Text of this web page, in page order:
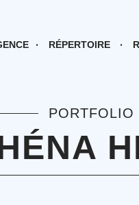
RÉPERTOIRE
PORTFOLIO